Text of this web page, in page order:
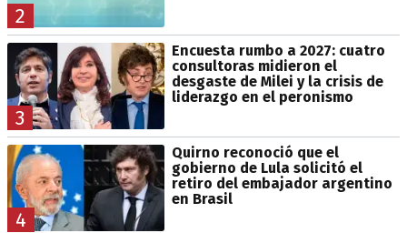
2
3
Encuesta rumbo a 2027: cuatro
consultoras midieron el
desgaste de Milei y la crisis de
liderazgo en el peronismo
4
Quirno reconoció que el
gobierno de Lula solicitó el
retiro del embajador argentino
en Brasil